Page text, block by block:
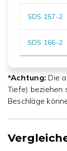
SDS 157-2
SDS 166-2
*Achtung: Die
Tiefe) beziehen
Beschläge